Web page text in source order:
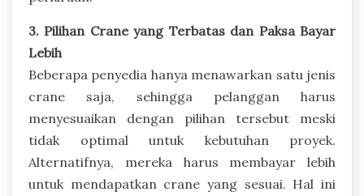
3. Pilihan Crane yang Terbatas dan Paksa Bayar
Lebih
Beberapa penyedia hanya menawarkan satu jenis
crane saja, sehingga pelanggan harus
menyesuaikan dengan pilihan tersebut meski
tidak optimal untuk kebutuhan proyek.
Alternatifnya, mereka harus membayar lebih
untuk mendapatkan crane yang sesuai. Hal ini